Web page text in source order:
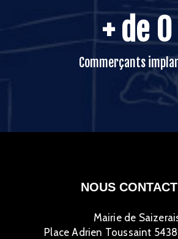
Commerçants
+ de 0
NOUS
Mairie de
Place Adrien Toussaint